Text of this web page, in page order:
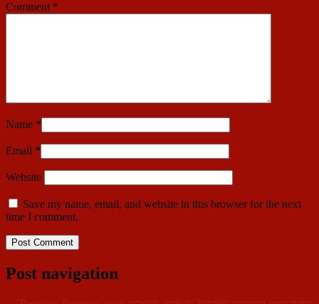
Comment *
Name *
Email *
Website
Save my name, email, and website in this browser for the next
time I comment.
Post navigation